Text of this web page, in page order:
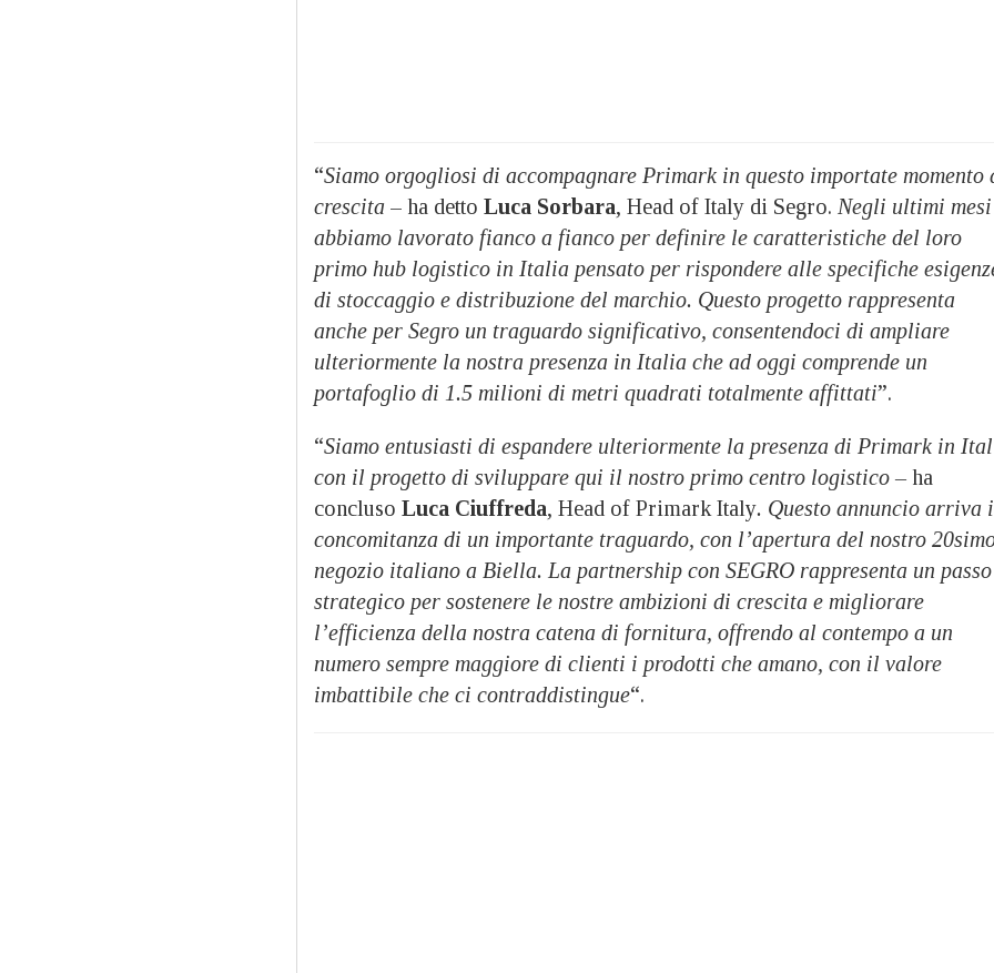
“Siamo orgogliosi di accompagnare Primark in questo importate momento
crescita – ha detto Luca Sorbara, Head of Italy di Segro. Negli ultimi mesi
abbiamo lavorato fianco a fianco per definire le caratteristiche del loro
primo hub logistico in Italia pensato per rispondere alle specifiche
di stoccaggio e distribuzione del marchio. Questo progetto rappresenta
anche per Segro un traguardo significativo, consentendoci di ampliare
ulteriormente la nostra presenza in Italia che ad oggi comprende un
portafoglio di 1.5 milioni di metri quadrati totalmente affittati”.
“Siamo entusiasti di espandere ulteriormente la presenza di Primark in
con il progetto di sviluppare qui il nostro primo centro logistico – ha
concluso Luca Ciuffreda, Head of Primark Italy. Questo annuncio arriva
concomitanza di un importante traguardo, con l’apertura del nostro
negozio italiano a Biella. La partnership con SEGRO rappresenta un passo
strategico per sostenere le nostre ambizioni di crescita e migliorare
l’efficienza della nostra catena di fornitura, offrendo al contempo a un
numero sempre maggiore di clienti i prodotti che amano, con il valore
imbattibile che ci contraddistingue“.